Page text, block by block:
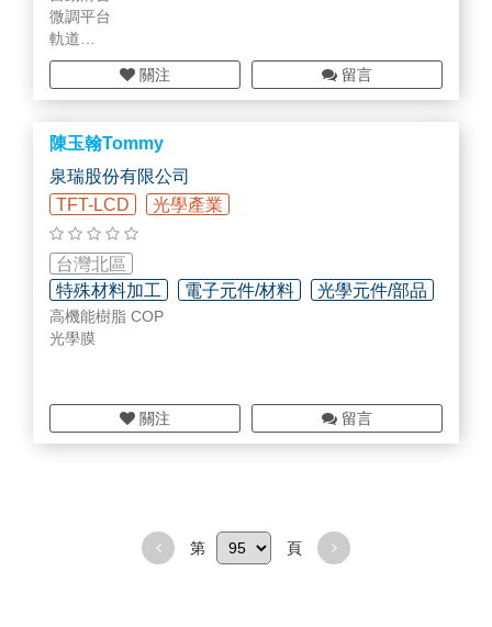
機台租賃
提供產線產品種類多樣的工廠定期更新檢測模組。
微調平台
軌道
減速機
關注
留言
陳玉翰Tommy
泉瑞股份有限公司
TFT-LCD
光學產業
台灣北區
特殊材料加工
電子元件/材料 光學元件/部品
高機能樹脂 COP
光學膜
關注 留言
第 頁